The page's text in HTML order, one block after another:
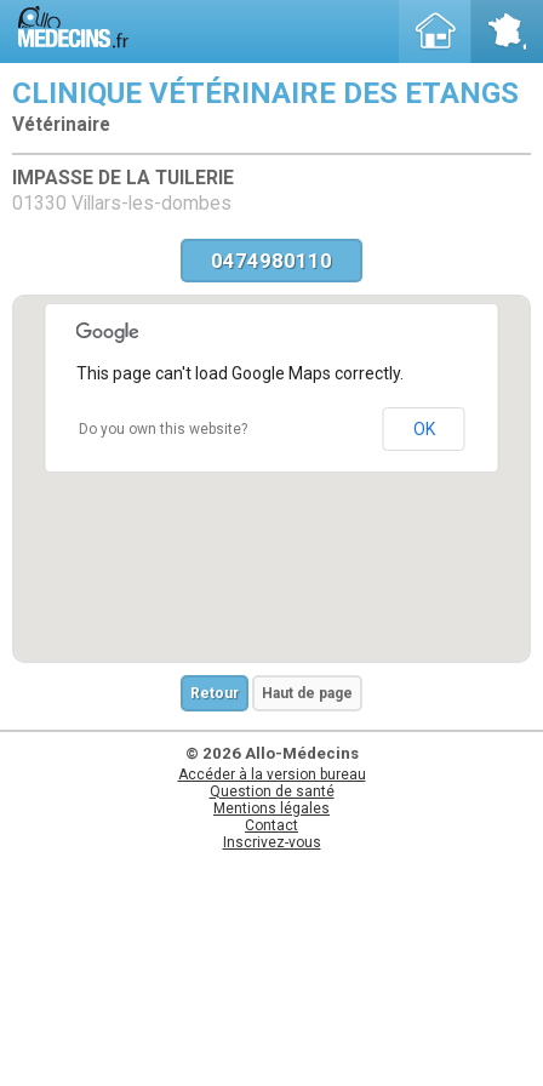
CLINIQUE VÉTÉRINAIRE DES ETANGS
Vétérinaire
IMPASSE DE LA TUILERIE
01330 Villars-les-dombes
0474980110
This page can't load Google Maps correctly.
Do you own this website? OK
Retour Haut de page
© 2026 Allo-Médecins
Accéder à la version bureau
Question de santé
Mentions légales
Contact
Inscrivez-vous